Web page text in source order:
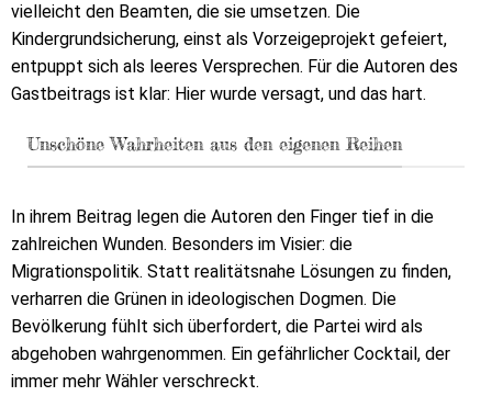
vielleicht den Beamten, die sie umsetzen. Die
Kindergrundsicherung, einst als Vorzeigeprojekt gefeiert,
entpuppt sich als leeres Versprechen. Für die Autoren des
Gastbeitrags ist klar: Hier wurde versagt, und das hart.
Unschöne Wahrheiten aus den eigenen Reihen
In ihrem Beitrag legen die Autoren den Finger tief in die
zahlreichen Wunden. Besonders im Visier: die
Migrationspolitik. Statt realitätsnahe Lösungen zu finden,
verharren die Grünen in ideologischen Dogmen. Die
Bevölkerung fühlt sich überfordert, die Partei wird als
abgehoben wahrgenommen. Ein gefährlicher Cocktail, der
immer mehr Wähler verschreckt.